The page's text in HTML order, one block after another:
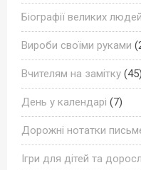
Біографії великих людей
Вироби своїми руками
Вчителям на замітку (45)
День у календарі (7)
Дорожні нотатки
Ігри для дітей та